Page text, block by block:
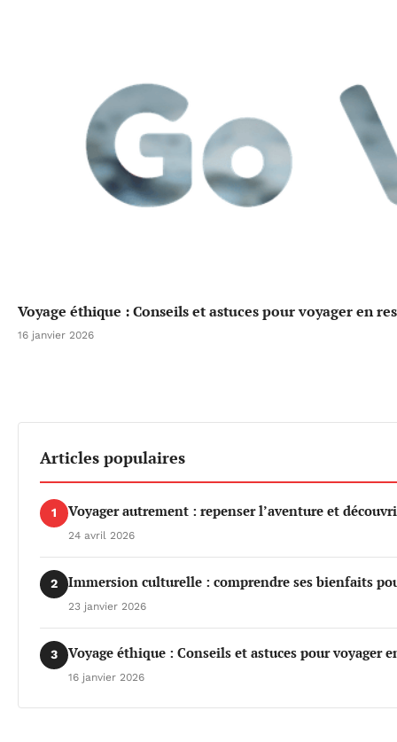
Voyage éthique : Conseils et astuces pour voyager en
16 janvier 2026
Articles populaires
1 Voyager autrement : repenser l’aventure et
24 avril 2026
2 Immersion culturelle : comprendre ses bienfaits
23 janvier 2026
3 Voyage éthique : Conseils et astuces pour voyager
16 janvier 2026